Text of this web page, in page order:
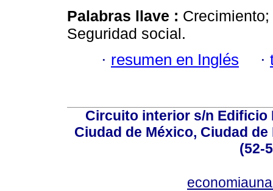
Palabras llave :
Seguridad social.
· resumen en Inglés ·
Circuito interior s/n Edificio
Ciudad de México, Ciudad de
(52-